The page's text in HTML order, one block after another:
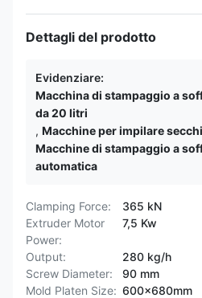
Dettagli del prodotto
Evidenziare:
Macchina di stampaggio a
da 20 litri
, Macchine per impilare
Macchine di stampaggio a
automatica
Clamping Force:
365 kN
Extruder Motor
Power:
7,5 Kw
Output:
280 kg/h
Screw Diameter:
90 mm
Mold Platen Size: 600x680mm